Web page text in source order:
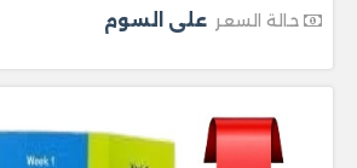
حالة السعر على السوم